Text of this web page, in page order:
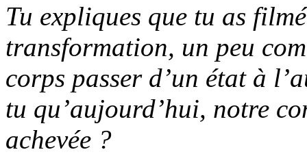
Tu expliques que tu as
transformation, un peu
corps passer d’un état à
tu qu’aujourd’hui, notre
achevée ?